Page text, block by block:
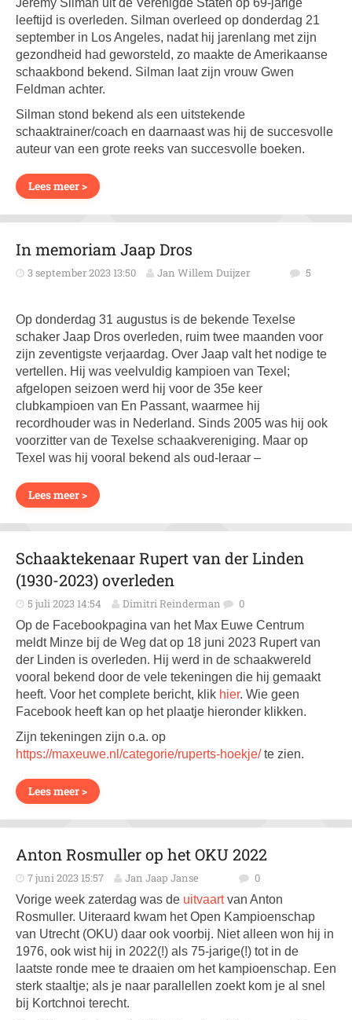
Jeremy Silman uit de Verenigde Staten op 69-jarige
leeftijd is overleden. Silman overleed op donderdag 21
september in Los Angeles, nadat hij jarenlang met zijn
gezondheid had geworsteld, zo maakte de Amerikaanse
schaakbond bekend. Silman laat zijn vrouw Gwen
Feldman achter.
Silman stond bekend als een uitstekende
schaaktrainer/coach en daarnaast was hij de succesvolle
auteur van een grote reeks van succesvolle boeken.
Lees meer >
In memoriam Jaap Dros
3 september 2023 13:50 Jan Willem Duijzer 5
Op donderdag 31 augustus is de bekende Texelse
schaker Jaap Dros overleden, ruim twee maanden voor
zijn zeventigste verjaardag. Over Jaap valt het nodige te
vertellen. Hij was veelvuldig kampioen van Texel;
afgelopen seizoen werd hij voor de 35e keer
clubkampioen van En Passant, waarmee hij
recordhouder was in Nederland. Sinds 2005 was hij ook
voorzitter van de Texelse schaakvereniging. Maar op
Texel was hij vooral bekend als oud-leraar –
Lees meer >
Schaaktekenaar Rupert van der Linden
(1930-2023) overleden
5 juli 2023 14:54 Dimitri Reinderman 0
Op de Facebookpagina van het Max Euwe Centrum
meldt Minze bij de Weg dat op 18 juni 2023 Rupert van
der Linden is overleden. Hij werd in de schaakwereld
vooral bekend door de vele tekeningen die hij gemaakt
heeft. Voor het complete bericht, klik hier. Wie geen
Facebook heeft kan op het plaatje hieronder klikken.
Zijn tekeningen zijn o.a. op
https://maxeuwe.nl/categorie/ruperts-hoekje/te zien.
Lees meer >
Anton Rosmuller op het OKU 2022
7 juni 2023 15:57 Jan Jaap Janse 0
Vorige week zaterdag was de uitvaartvan Anton
Rosmuller. Uiteraard kwam het Open Kampioenschap
van Utrecht (OKU) daar ook voorbij. Niet alleen won hij in
1976, ook wist hij in 2022(!) als 75-jarige(!) tot in de
laatste ronde mee te draaien om het kampioenschap. Een
sterk staaltje; als je naar parallellen zoekt kom je al snel
bij Kortchnoi terecht.